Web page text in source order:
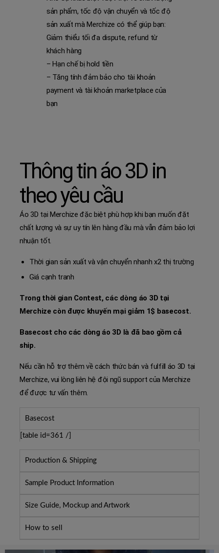
sản phẩm, tốc độ vận chuyển và tốc độ
sản xuất mà Merchize có thể giúp bạn:
Giảm thiểu tối đa dispute, refund từ
khách hàng
– Hạn chế bị hold tiền
– Tăng tính đảm bảo cho tài khoản
payment và tài khoản marketplace của
bạn
Thông tin áo 3D in
theo yêu cầu
Áo 3D tại Merchize đặc biệt phù hợp khi bạn muốn đặt
chất lượng và sự uy tín lên hàng đầu mà vẫn đảm bảo lợi
nhuận tốt.
Thời gian sản xuất và vận chuyển nhanh x2 thị trường
Giá cạnh tranh
Trong thời gian Contest, các dòng áo 3D tại
Merchize còn được khuyến mại giảm 1$ basecost.
Basecost cho các dòng áo 3D là đã bao gồm cả
ship.
Nếu cần hỗ trợ thêm về cách thức bán và fulfill áo 3D tại
Merchize, vui lòng liên hệ đội ngũ support của Merchize
để được tư vấn thêm.
Basecost
[table id=361 /]
Production & Shipping
Manufacturer: Merchize, made in Vietnam
2-6 business days ONLY
EMS Tracking
Sample Product Information
comfortable. High-quality materials without ever
Size Guide, Mockup and Artwork
How to sell